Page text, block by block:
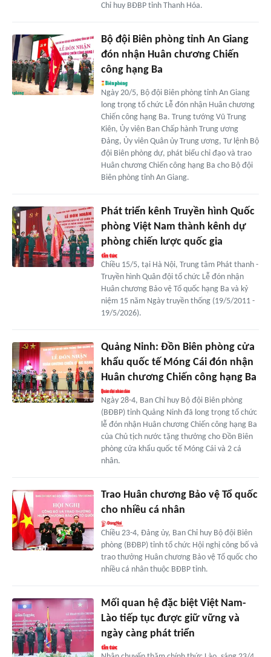
Chỉ huy BĐBP tỉnh Thanh Hóa.
Bộ đội Biên phòng tỉnh An Giang
đón nhận Huân chương Chiến
công hạng Ba
Ngày 20/5, Bộ đội Biên phòng tỉnh An Giang
long trọng tổ chức Lễ đón nhận Huân chương
Chiến công hạng Ba. Trung tướng Vũ Trung
Kiên, Ủy viên Ban Chấp hành Trung ương
Đảng, Ủy viên Quân ủy Trung ương, Tư lệnh Bộ
đội Biên phòng dự, phát biểu chỉ đạo và trao
Huân chương Chiến công hạng Ba cho Bộ đội
Biên phòng tỉnh An Giang.
Phát triển kênh Truyền hình Quốc
phòng Việt Nam thành kênh dự
phòng chiến lược quốc gia
Chiều 15/5, tại Hà Nội, Trung tâm Phát thanh -
Truyền hình Quân đội tổ chức Lễ đón nhận
Huân chương Bảo vệ Tổ quốc hạng Ba và kỷ
niệm 15 năm Ngày truyền thống (19/5/2011 -
19/5/2026).
Quảng Ninh: Đồn Biên phòng cửa
khẩu quốc tế Móng Cái đón nhận
Huân chương Chiến công hạng Ba
Ngày 28-4, Ban Chỉ huy Bộ đội Biên phòng
(BĐBP) tỉnh Quảng Ninh đã long trọng tổ chức
lễ đón nhận Huân chương Chiến công hạng Ba
của Chủ tịch nước tặng thưởng cho Đồn Biên
phòng cửa khẩu quốc tế Móng Cái và 2 cá
nhân.
Trao Huân chương Bảo vệ Tổ quốc
cho nhiều cá nhân
Chiều 23-4, Đảng ủy, Ban Chỉ huy Bộ đội Biên
phòng (BĐBP) tỉnh tổ chức Hội nghị công bố và
trao thưởng Huân chương Bảo vệ Tổ quốc cho
nhiều cá nhân thuộc BĐBP tỉnh.
Mối quan hệ đặc biệt Việt Nam-
Lào tiếp tục được giữ vững và
ngày càng phát triển